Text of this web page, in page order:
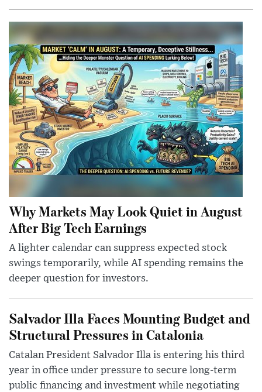
Why Markets May Look Quiet in August
After Big Tech Earnings
A lighter calendar can suppress expected stock
swings temporarily, while AI spending remains the
deeper question for investors.
Salvador Illa Faces Mounting Budget and
Structural Pressures in Catalonia
Catalan President Salvador Illa is entering his third
year in office under pressure to secure long-term
public financing and investment while negotiating